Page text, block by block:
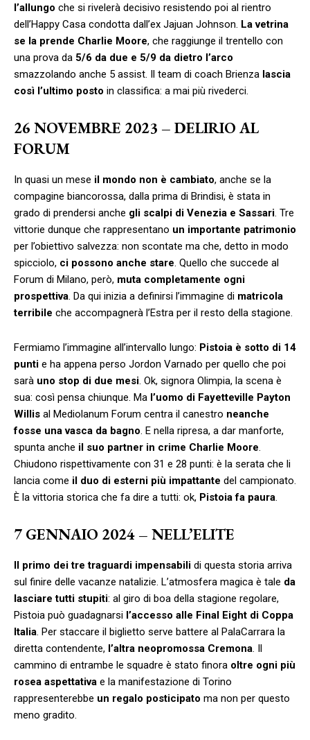
l’allungo che si rivelerà decisivo resistendo poi al rientro
dell’Happy Casa condotta dall’ex Jajuan Johnson. La vetrina
se la prende Charlie Moore, che raggiunge il trentello con
una prova da 5/6 da due e 5/9 da dietro l’arco
smazzolando anche 5 assist. Il team di coach Brienza lascia
così l’ultimo posto in classifica: a mai più rivederci.
26 NOVEMBRE 2023 – DELIRIO AL
FORUM
In quasi un mese il mondo non è cambiato, anche se la
compagine biancorossa, dalla prima di Brindisi, è stata in
grado di prendersi anche gli scalpi di Venezia e Sassari. Tre
vittorie dunque che rappresentano un importante patrimonio
per l’obiettivo salvezza: non scontate ma che, detto in modo
spicciolo, ci possono anche stare. Quello che succede al
Forum di Milano, però, muta completamente ogni
prospettiva. Da qui inizia a definirsi l’immagine di matricola
terribile che accompagnerà l’Estra per il resto della stagione.
Fermiamo l’immagine all’intervallo lungo: Pistoia è sotto di 14
punti e ha appena perso Jordon Varnado per quello che poi
sarà uno stop di due mesi. Ok, signora Olimpia, la scena è
sua: così pensa chiunque. Ma l’uomo di Fayetteville Payton
Willis al Mediolanum Forum centra il canestro neanche
fosse una vasca da bagno. E nella ripresa, a dar manforte,
spunta anche il suo partner in crime Charlie Moore.
Chiudono rispettivamente con 31 e 28 punti: è la serata che li
lancia come il duo di esterni più impattante del campionato.
È la vittoria storica che fa dire a tutti: ok, Pistoia fa paura.
7 GENNAIO 2024 – NELL’ELITE
Il primo dei tre traguardi impensabili di questa storia arriva
sul finire delle vacanze natalizie. L’atmosfera magica è tale da
lasciare tutti stupiti: al giro di boa della stagione regolare,
Pistoia può guadagnarsi l’accesso alle Final Eight di Coppa
Italia. Per staccare il biglietto serve battere al PalaCarrara la
diretta contendente, l’altra neopromossa Cremona. Il
cammino di entrambe le squadre è stato finora oltre ogni più
rosea aspettativa e la manifestazione di Torino
rappresenterebbe un regalo posticipato ma non per questo
meno gradito.